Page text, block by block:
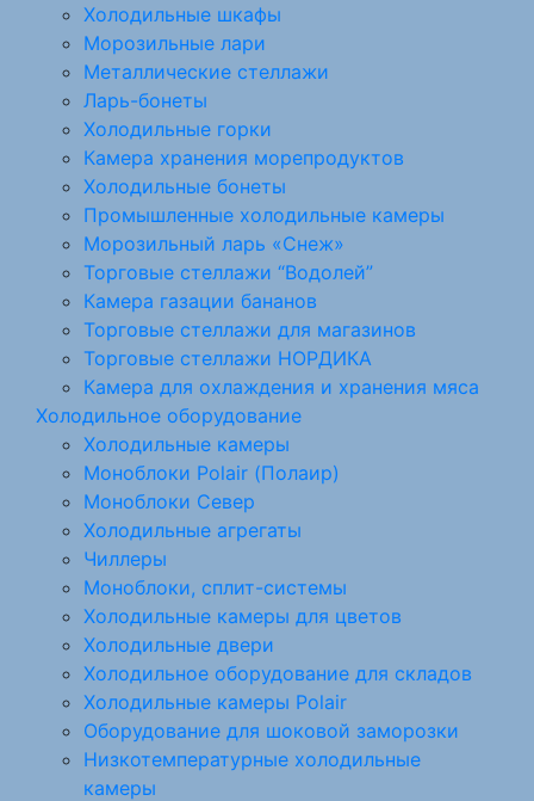
Холодильные шкафы
Морозильные лари
Металлические стеллажи
Ларь-бонеты
Холодильные горки
Камера хранения морепродуктов
Холодильные бонеты
Промышленные холодильные камеры
Морозильный ларь «Снеж»
Торговые стеллажи “Водолей”
Камера газации бананов
Торговые стеллажи для магазинов
Торговые стеллажи НОРДИКА
Камера для охлаждения и хранения мяса
Холодильное оборудование
Холодильные камеры
Моноблоки Polair (Полаир)
Моноблоки Север
Холодильные агрегаты
Чиллеры
Моноблоки, сплит-системы
Холодильные камеры для цветов
Холодильные двери
Холодильное оборудование для складов
Холодильные камеры Polair
Оборудование для шоковой заморозки
Низкотемпературные холодильные
камеры